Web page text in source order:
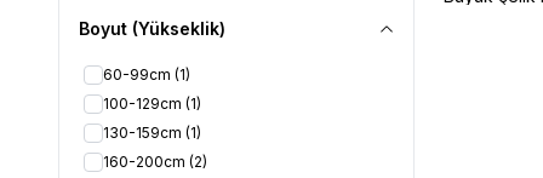
Boyut (Yükseklik)
60-99cm (1)
100-129cm (1)
130-159cm (1)
160-200cm (2)